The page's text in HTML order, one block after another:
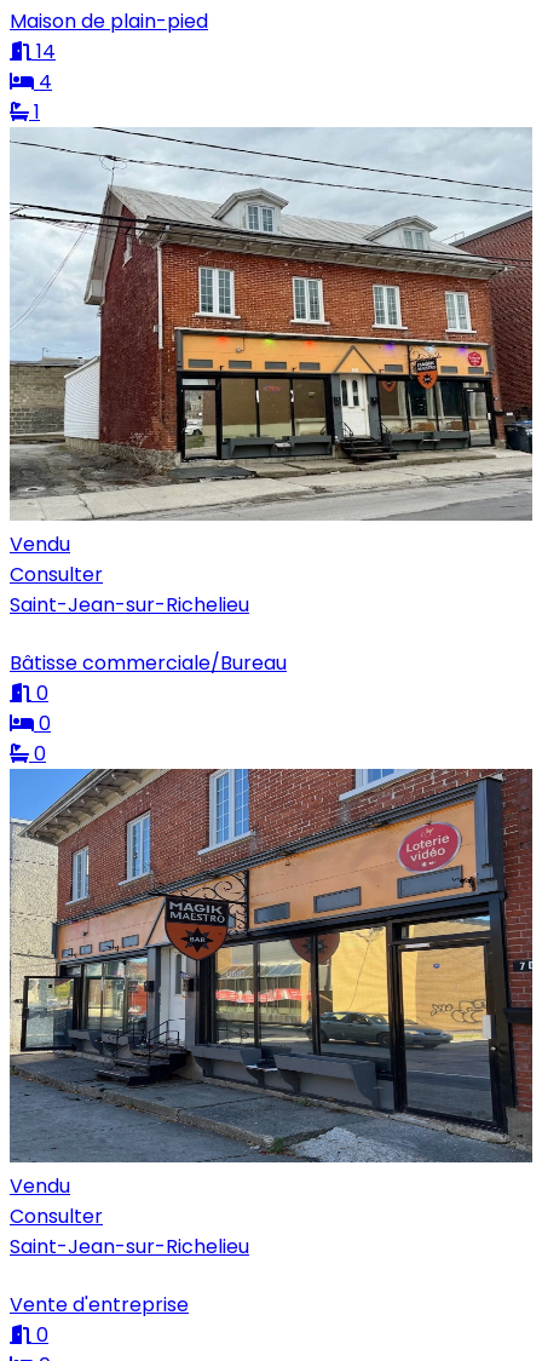
Maison de plain-pied
14
4
1
Vendu
Consulter
Saint-Jean-sur-Richelieu
Bâtisse commerciale/Bureau
0
0
0
Vendu
Consulter
Saint-Jean-sur-Richelieu
Vente d'entreprise
0